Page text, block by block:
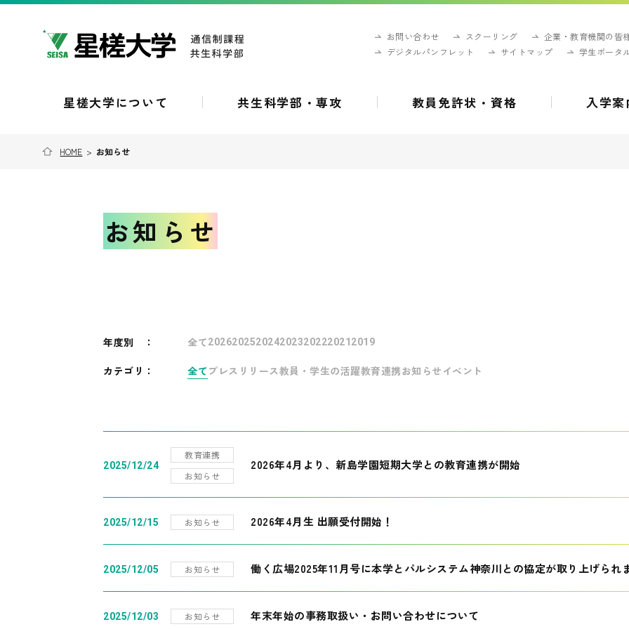
お問い合わせ スクーリング
企業・教育機関の皆
デジタルパンフレット
サイトマップ 学生ポータ
星槎大学について 共生科学部・専攻 教員免許状・資格 入学案
HOME > お知らせ
お知らせ
年度別 ： 全て202620252024202320222021 2019
カテゴリ： 全て プレスリリース教員・学生の活躍教育連携お知らせ イベント
2025/12/24
教育連携
お知らせ
2026年4月より、新島学園短期大学との教育連携が開始
2025/12/15 お知らせ 2026年4月生 出願受付開始！
2025/12/05 お知らせ 働く広場2025年11月号に本学とパルシステム神奈川との協定が取り上げられ
2025/12/03 お知らせ 年末年始の事務取扱い・お問い合わせについて